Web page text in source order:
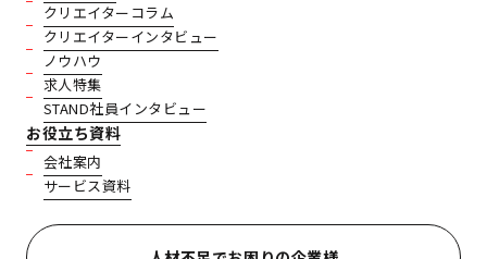
クリエイターコラム
クリエイターインタビュー
ノウハウ
求人特集
STAND社員インタビュー
お役立ち資料
会社案内
サービス資料